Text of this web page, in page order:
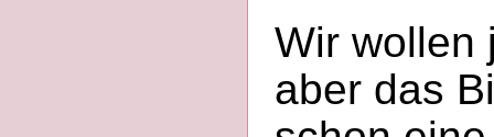
Wir wollen
aber das